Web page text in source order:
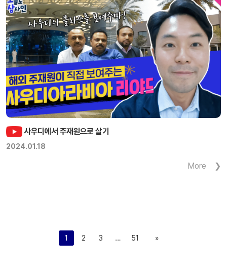
사우디에서 주재원으로 살기
2024.01.18
More
1 2 3 … 51 »